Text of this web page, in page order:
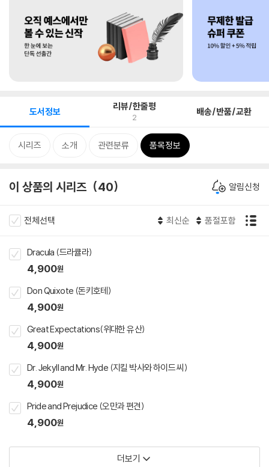
도서정보 리뷰/한줄평
2 배송/반품/교환
시리즈 소개 관련분류 품목정보
이 상품의 시리즈 40 알림신청
전체선택 최신순 품절포함
Dracula (드라큘라)
4,900원
Don Quixote (돈키호테)
4,900원
Great Expectations(위대한 유산)
4,900원
Dr. Jekyll and Mr. Hyde (지킬 박사와 하이드 씨)
4,900원
Pride and Prejudice (오만과 편견)
4,900원
더보기